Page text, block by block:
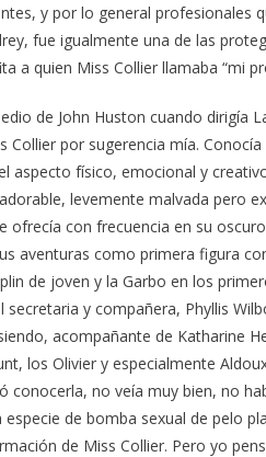
y por lo general profesionales
fue igualmente una de las
a quien Miss Collier llamaba “mi
de John Huston cuando dirigía
por sugerencia mía.
aspecto físico, emocional y
levemente malvada pero
ofrecía con frecuencia en su
aventuras como primera figura
de joven y la Garbo en los
secretaria y compañera, Phyllis
acompañante de Katharine
los Olivier y especialmente
no veía muy bien, no
de bomba sexual de pelo
de Miss Collier. Pero yo